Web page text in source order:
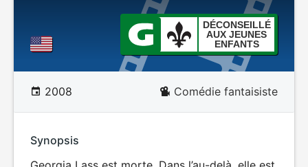
DÉCONSEILLÉ
AUX JEUNES
ENFANTS
2008 Comédie fantaisiste
Synopsis